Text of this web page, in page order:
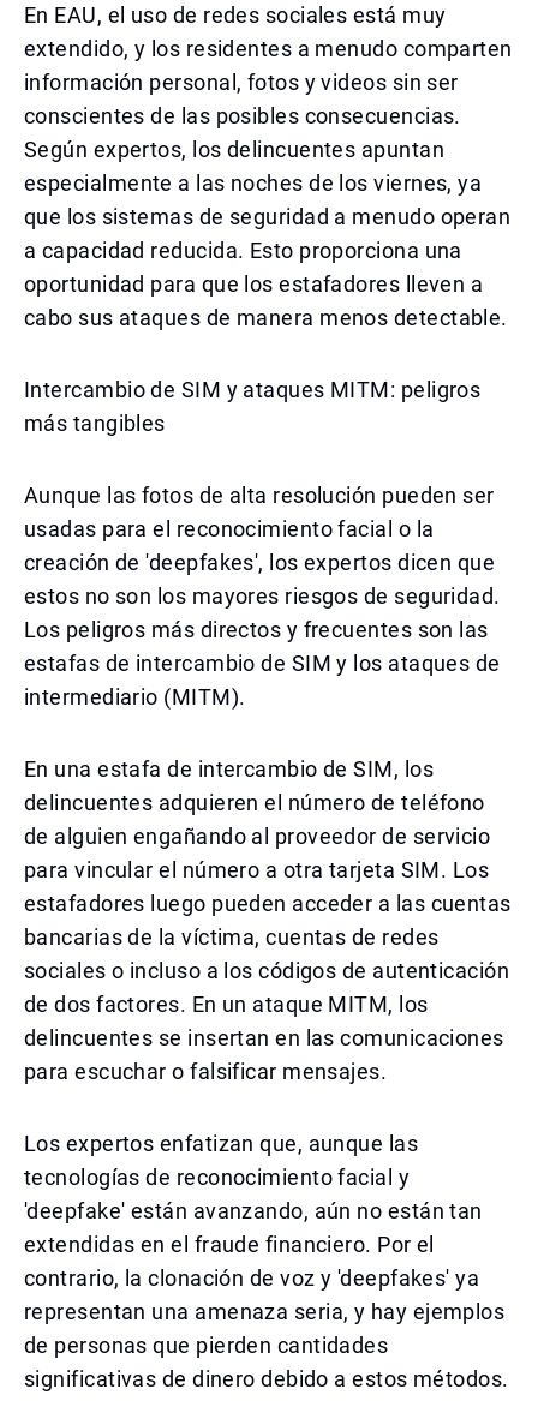
En EAU, el uso de redes sociales está muy
extendido, y los residentes a menudo comparten
información personal, fotos y videos sin ser
conscientes de las posibles consecuencias.
Según expertos, los delincuentes apuntan
especialmente a las noches de los viernes, ya
que los sistemas de seguridad a menudo operan
a capacidad reducida. Esto proporciona una
oportunidad para que los estafadores lleven a
cabo sus ataques de manera menos detectable.
Intercambio de SIM y ataques MITM: peligros
más tangibles
Aunque las fotos de alta resolución pueden ser
usadas para el reconocimiento facial o la
creación de 'deepfakes', los expertos dicen que
estos no son los mayores riesgos de seguridad.
Los peligros más directos y frecuentes son las
estafas de intercambio de SIM y los ataques de
intermediario (MITM).
En una estafa de intercambio de SIM, los
delincuentes adquieren el número de teléfono
de alguien engañando al proveedor de servicio
para vincular el número a otra tarjeta SIM. Los
estafadores luego pueden acceder a las cuentas
bancarias de la víctima, cuentas de redes
sociales o incluso a los códigos de autenticación
de dos factores. En un ataque MITM, los
delincuentes se insertan en las comunicaciones
para escuchar o falsificar mensajes.
Los expertos enfatizan que, aunque las
tecnologías de reconocimiento facial y
'deepfake' están avanzando, aún no están tan
extendidas en el fraude financiero. Por el
contrario, la clonación de voz y 'deepfakes' ya
representan una amenaza seria, y hay ejemplos
de personas que pierden cantidades
significativas de dinero debido a estos métodos.